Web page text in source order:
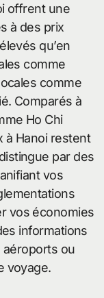
offrent une
à des prix
qu’en
comme
comme
Comparés à
Ho Chi
à Hanoi restent
par des
vos
vos économies
informations
aéroports ou
voyage.